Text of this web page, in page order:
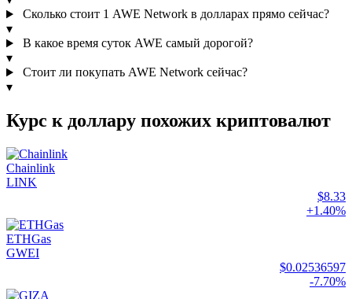
Сколько стоит 1 AWE Network в долларах прямо сейчас?
▾
В какое время суток AWE самый дорогой?
▾
Стоит ли покупать AWE Network сейчас?
▾
Курс к доллару похожих криптовалют
Chainlink
LINK
$8.33
+1.40%
ETHGas
GWEI
$0.02536597
-7.70%